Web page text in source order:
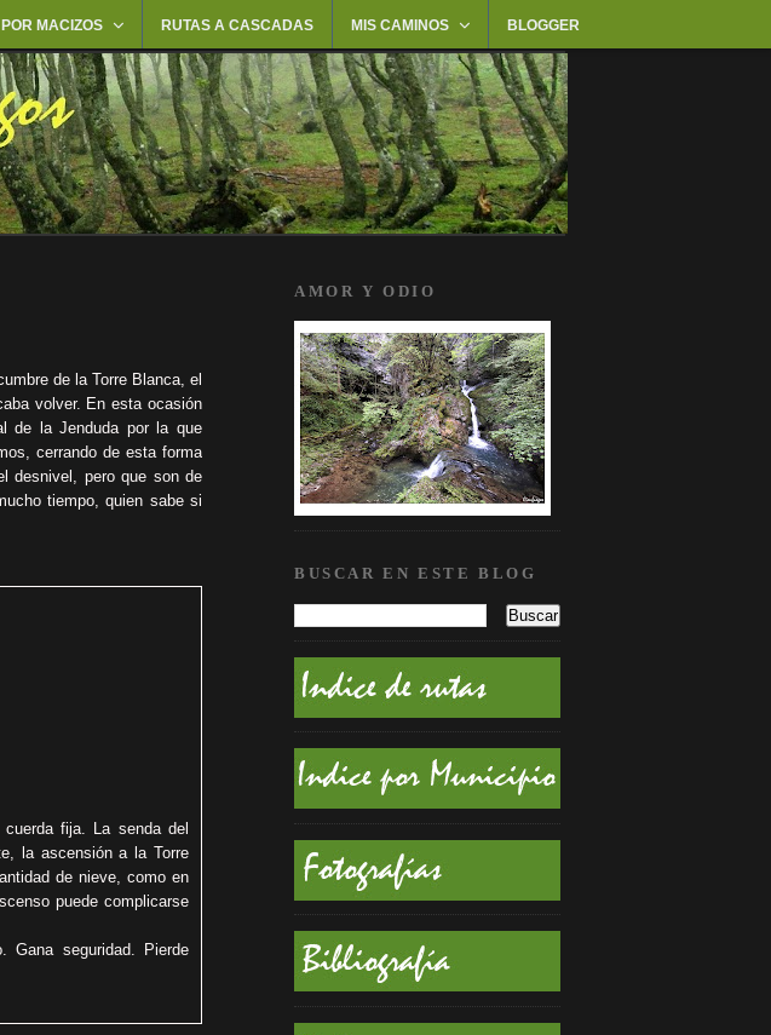
MACIZOS RUTAS A CASCADAS MIS CAMINOS BLOGGER
de la Torre Blanca, el
volver. En esta ocasión
de la Jenduda por la que
cerrando de esta forma
desnivel, pero que son de
tiempo, quien sabe si
fija. La senda del
la ascensión a la Torre
de nieve, como en
puede complicarse
seguridad. Pierde
AMOR Y ODIO
BUSCAR EN ESTE BLOG